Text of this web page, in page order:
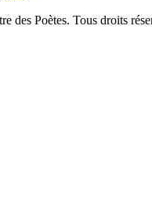
des Poètes. Tous droits